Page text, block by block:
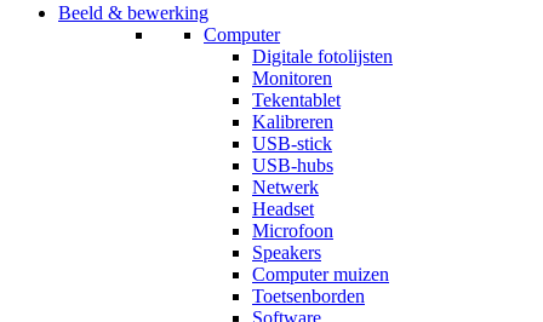
Beeld & bewerking
Computer
Digitale fotolijsten
Monitoren
Tekentablet
Kalibreren
USB-stick
USB-hubs
Netwerk
Headset
Microfoon
Speakers
Computer muizen
Toetsenborden
Software